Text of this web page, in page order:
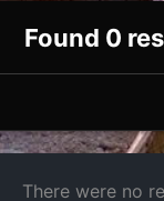
Found 0
There were no